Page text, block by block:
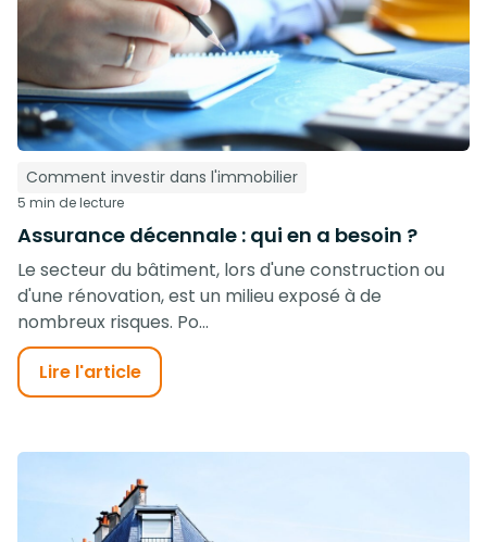
Comment investir dans l'immobilier
5 min de lecture
Assurance décennale : qui en a besoin ?
Le secteur du bâtiment, lors d'une construction ou
d'une rénovation, est un milieu exposé à de
nombreux risques. Po...
Lire l'article